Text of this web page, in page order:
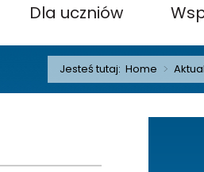
Dla uczniów
Jesteś tutaj: Home >